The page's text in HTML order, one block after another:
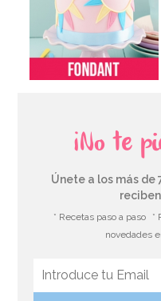
¡No te
Únete a los más de
* Recetas paso a paso *
novedades